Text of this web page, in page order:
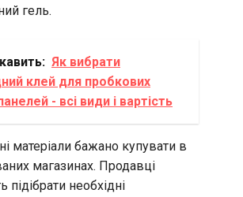
гель.
Як вибрати
клей для пробкових
- всі види і вартість
матеріали бажано купувати в
магазинах. Продавці
необхідні